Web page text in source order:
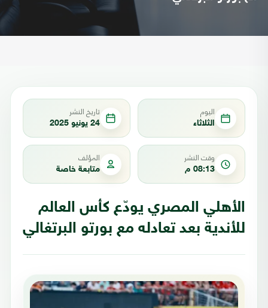
اليوم
الثلاثاء
تاريخ النشر
24 يونيو 2025
وقت النشر
08:13 م
المؤلف
متابعة خاصة
الأهلي المصري يودّع كأس العالم
للأندية بعد تعادله مع بورتو البرتغالي